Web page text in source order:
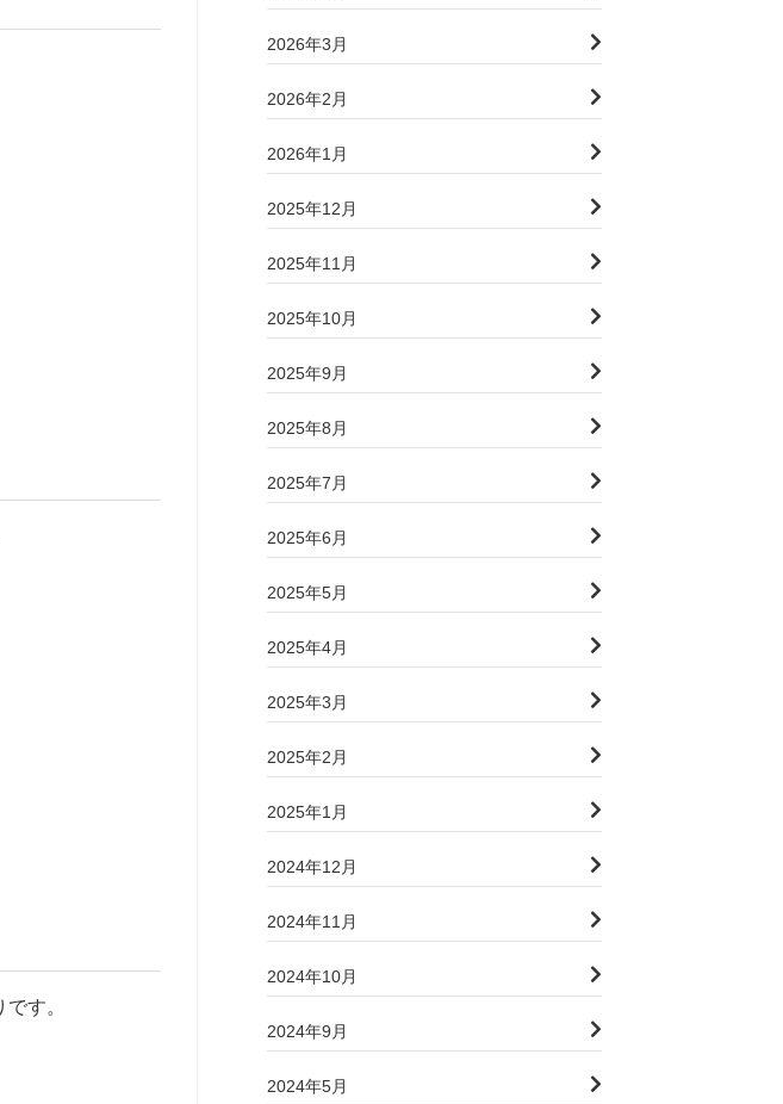
す。
2026年3月
2026年2月
2026年1月
2025年12月
2025年11月
2025年10月
2025年9月
2025年8月
2025年7月
2025年6月
2025年5月
2025年4月
2025年3月
2025年2月
2025年1月
2024年12月
2024年11月
2024年10月
2024年9月
2024年5月